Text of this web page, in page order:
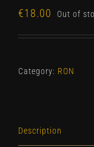
€18.00 Out of
Category: RON
Description